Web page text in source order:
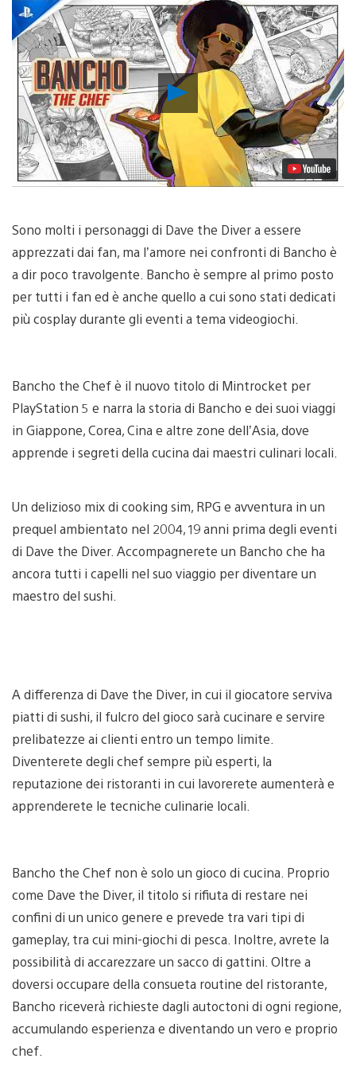
Riproduci
video
Sono molti i personaggi di Dave the Diver a essere
apprezzati dai fan, ma l’amore nei confronti di Bancho è
a dir poco travolgente. Bancho è sempre al primo posto
per tutti i fan ed è anche quello a cui sono stati dedicati
più cosplay durante gli eventi a tema videogiochi.
Bancho the Chef è il nuovo titolo di Mintrocket per
PlayStation 5 e narra la storia di Bancho e dei suoi viaggi
in Giappone, Corea, Cina e altre zone dell’Asia, dove
apprende i segreti della cucina dai maestri culinari locali.
Un delizioso mix di cooking sim, RPG e avventura in un
prequel ambientato nel 2004, 19 anni prima degli eventi
di Dave the Diver. Accompagnerete un Bancho che ha
ancora tutti i capelli nel suo viaggio per diventare un
maestro del sushi.
A differenza di Dave the Diver, in cui il giocatore serviva
piatti di sushi, il fulcro del gioco sarà cucinare e servire
prelibatezze ai clienti entro un tempo limite.
Diventerete degli chef sempre più esperti, la
reputazione dei ristoranti in cui lavorerete aumenterà e
apprenderete le tecniche culinarie locali.
Bancho the Chef non è solo un gioco di cucina. Proprio
come Dave the Diver, il titolo si rifiuta di restare nei
confini di un unico genere e prevede tra vari tipi di
gameplay, tra cui mini-giochi di pesca. Inoltre, avrete la
possibilità di accarezzare un sacco di gattini. Oltre a
doversi occupare della consueta routine del ristorante,
Bancho riceverà richieste dagli autoctoni di ogni regione,
accumulando esperienza e diventando un vero e proprio
chef.